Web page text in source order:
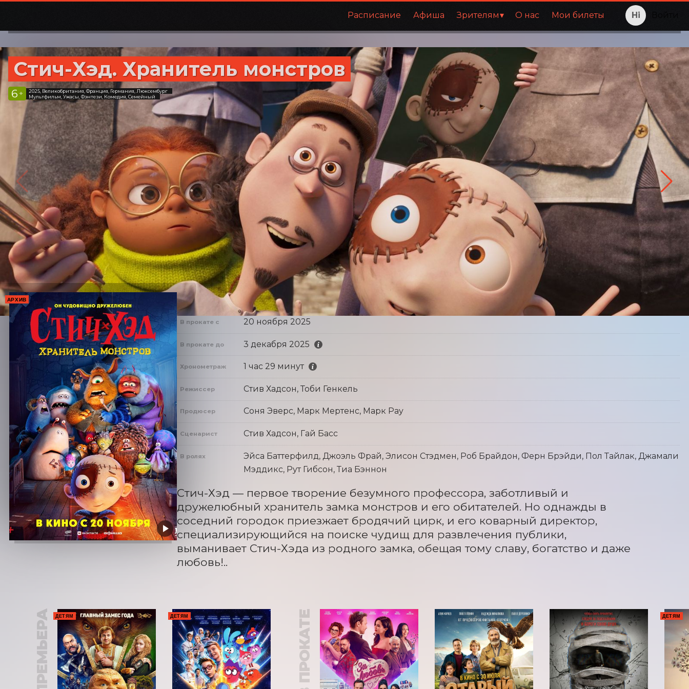
Расписание Афиша Зрителям О нас Мои билеты
Стич-Хэд. Хранитель монстров
6 +
2025, Великобритания, Франция, Германия, Люксембург
Мультфильм, Ужасы, Фэнтези, Комедия, Семейный
АРХИВ
В прокате с 20 ноября 2025
В прокате до 3 декабря 2025
Хронометраж 1 час 29 минут
Режиссер Стив Хадсон, Тоби Генкель
Продюсер Соня Эверс, Марк Мертенс, Марк Рау
Сценарист Стив Хадсон, Гай Басс
В ролях
Эйса Баттерфилд, Джоэль Фрай, Элисон Стэдмен, Роб Брайдон, Ферн Брэйди, Пол Тайлак, Джамали
Мэддикс, Рут Гибсон, Тиа Бэннон
Стич-Хэд — первое творение безумного профессора, заботливый и
дружелюбный хранитель замка монстров и его обитателей. Но однажды в
соседний городок приезжает бродячий цирк, и его коварный директор,
специализирующийся на поиске чудищ для развлечения публики,
выманивает Стич-Хэда из родного замка, обещая тому славу, богатство и даже
любовь!..
ПРЕМЬЕРА ДЕТЯМ ДЕТЯМ В ПРОКАТЕ ДЕТЯМ